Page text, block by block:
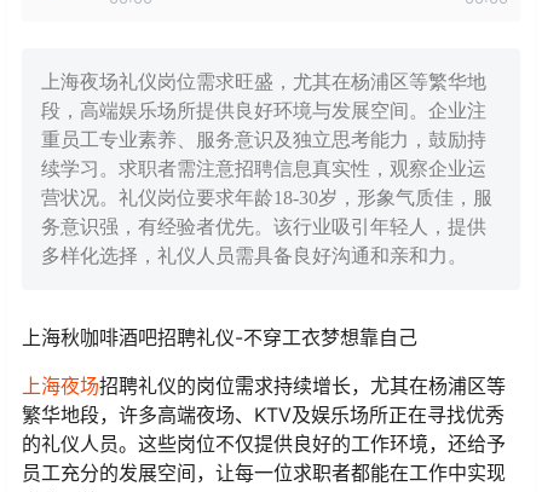
上海夜场礼仪岗位需求旺盛，尤其在杨浦区等繁华地
段，高端娱乐场所提供良好环境与发展空间。企业注
重员工专业素养、服务意识及独立思考能力，鼓励持
续学习。求职者需注意招聘信息真实性，观察企业运
营状况。礼仪岗位要求年龄18-30岁，形象气质佳，服
务意识强，有经验者优先。该行业吸引年轻人，提供
多样化选择，礼仪人员需具备良好沟通和亲和力。
上海秋咖啡酒吧招聘礼仪-不穿工衣梦想靠自己
上海夜场招聘礼仪的岗位需求持续增长，尤其在杨浦区等
繁华地段，许多高端夜场、KTV及娱乐场所正在寻找优秀
的礼仪人员。这些岗位不仅提供良好的工作环境，还给予
员工充分的发展空间，让每一位求职者都能在工作中实现